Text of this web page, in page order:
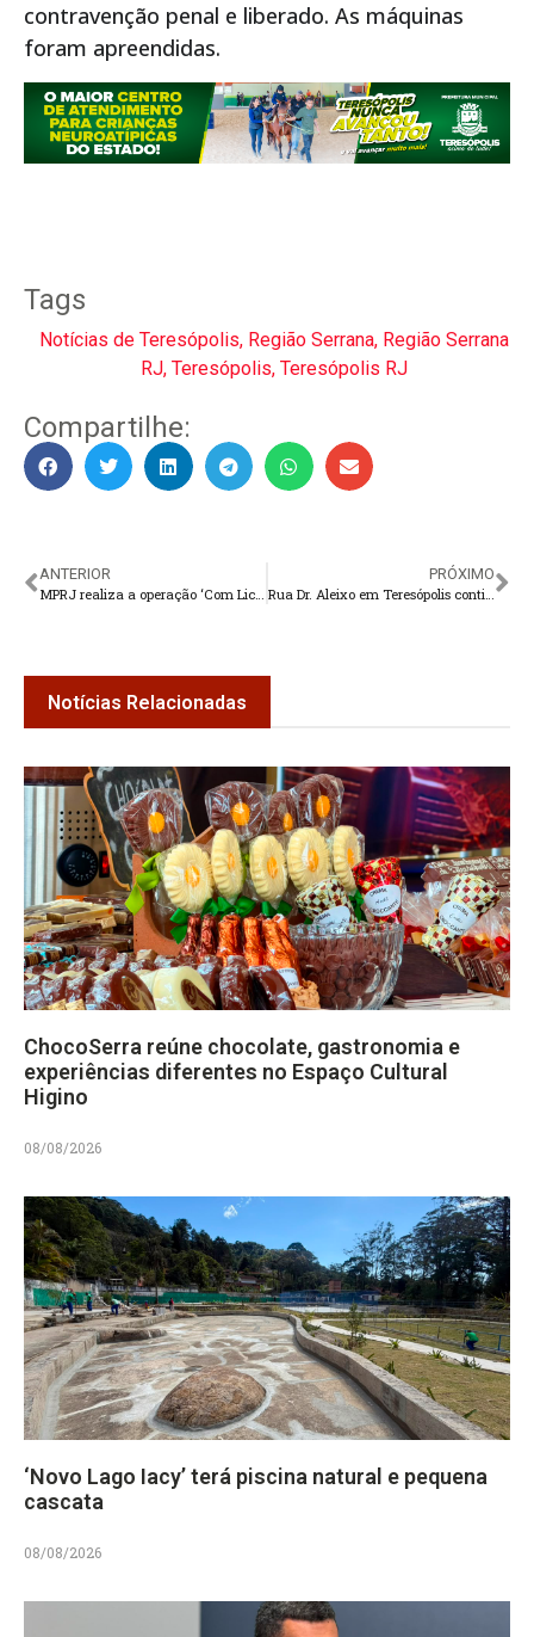
contravenção penal e liberado. As máquinas
foram apreendidas.
Tags
Notícias de Teresópolis, Região Serrana, Região Serrana
RJ, Teresópolis, Teresópolis RJ
Compartilhe:
ANTERIOR
PRÓXIMO
Notícias Relacionadas
ChocoSerra reúne chocolate, gastronomia e
experiências diferentes no Espaço Cultural
Higino
08/08/2026
‘Novo Lago Iacy’ terá piscina natural e pequena
cascata
08/08/2026